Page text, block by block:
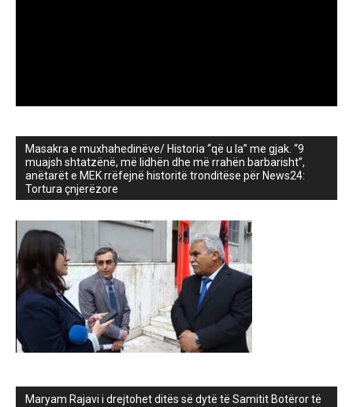
Masakra e muxhahedinëve/ Historia “që u la” me gjak. “9
muajsh shtatzënë, më lidhën dhe më rrahën barbarisht”,
anëtarët e MEK rrëfejnë historitë tronditëse për News24:
Tortura çnjerëzore
Maryam Rajavi i drejtohet ditës së dytë të Samitit Botëror të